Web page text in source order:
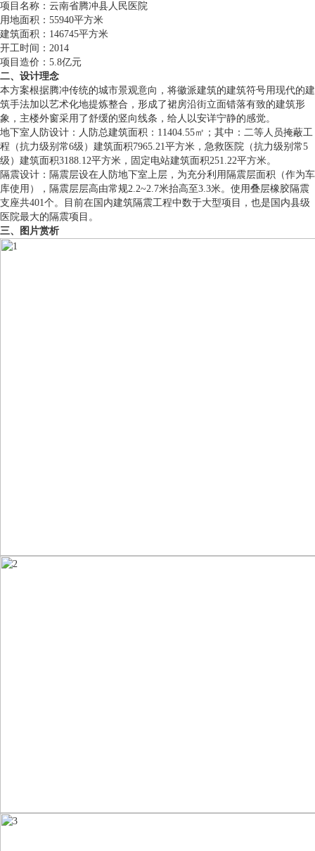
项目名称：云南省腾冲县人民医院
用地面积：55940平方米
建筑面积：146745平方米
开工时间：2014
项目造价：5.8亿元
二、设计理念
本方案根据腾冲传统的城市景观意向，将徽派建筑的建筑符号用现代的建
筑手法加以艺术化地提炼整合，形成了裙房沿街立面错落有致的建筑形
象，主楼外窗采用了舒缓的竖向线条，给人以安详宁静的感觉。
地下室人防设计：人防总建筑面积：11404.55㎡；其中：二等人员掩蔽工
程（抗力级别常6级）建筑面积7965.21平方米，急救医院（抗力级别常5
级）建筑面积3188.12平方米，固定电站建筑面积251.22平方米。
隔震设计：隔震层设在人防地下室上层，为充分利用隔震层面积（作为车
库使用），隔震层层高由常规2.2~2.7米抬高至3.3米。使用叠层橡胶隔震
支座共401个。目前在国内建筑隔震工程中数于大型项目，也是国内县级
医院最大的隔震项目。
三、图片赏析